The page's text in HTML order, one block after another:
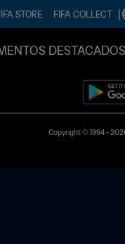
STORE FIFA COLLECT
DESTACADOS
Copyright © 1994 -